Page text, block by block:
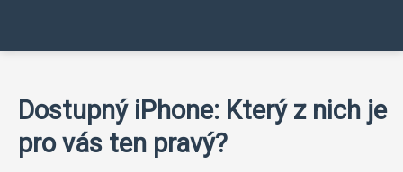
Dostupný iPhone: Který z nich je
pro vás ten pravý?